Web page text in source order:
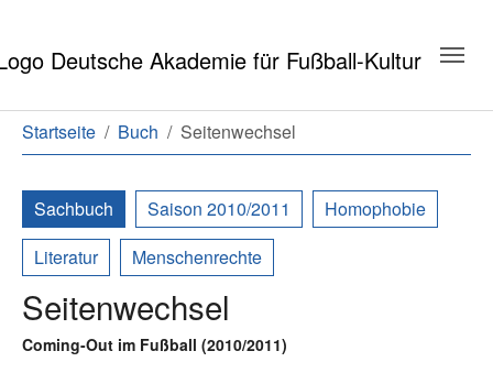
Sie sind hier:
Startseite Buch Seitenwechsel
Sachbuch Saison 2010/2011
Homophobie
Literatur
Menschenrechte
Seitenwechsel
Coming-Out im Fußball (2010/2011)